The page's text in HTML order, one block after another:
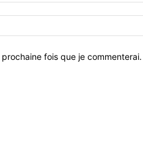
fois que je commenterai.